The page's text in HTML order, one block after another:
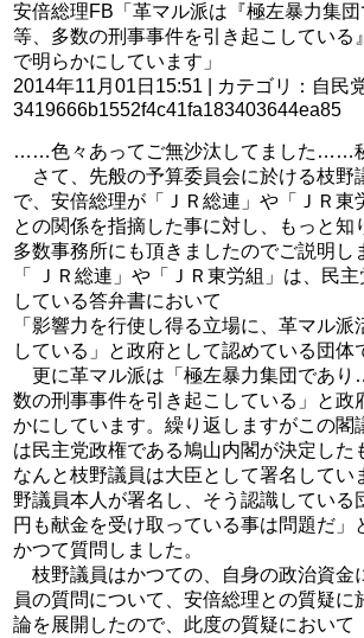
安倍総理FB「革マル派は『極左暴力集
等、多数の刑事事件を引き起こしている
で明らかにしています」
2014年11月01日15:51 | カテゴリ：自民
3419666b1552f4c41fa183403644ea85
……色々あってご無沙汰してました……
さて、先般の予算委員会に於ける枝野
で、安倍総理が「ＪＲ総連」や「ＪＲ東
との関係を指摘した事に対し、もっと知
多数事務所にも頂きましたのでご説明し
「 ＪＲ総連」や「ＪＲ東労組」は、民
している答弁書において
「影響力を行使し得る立場に、革マル派
している」と政府として認めている団体
更に革マル派は「極左暴力集団であり
数の刑事事件を引き起こしている」と政
かにしています。繰り返しますがこの閣
は民主党政権である鳩山内閣が決定した
なんと枝野議員は大臣として署名してい
野議員本人が署名し、そう認識している
円も献金を受け取っている事は問題だ」
かつて質問しました。
枝野議員はかつての、自身の政治資金
員の質問について、安倍総理との質疑に
論を展開したので、此度の質疑において